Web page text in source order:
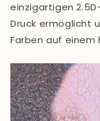
einzigartigen
Druck ermöglicht
Farben auf einem